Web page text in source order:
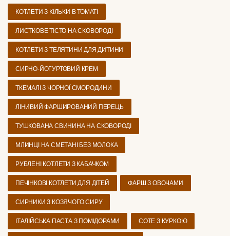
КОТЛЕТИ З КІЛЬКИ В ТОМАТІ
ЛИСТКОВЕ ТІСТО НА СКОВОРОДІ
КОТЛЕТИ З ТЕЛЯТИНИ ДЛЯ ДИТИНИ
СИРНО-ЙОГУРТОВИЙ КРЕМ
ТКЕМАЛІ З ЧОРНОЇ СМОРОДИНИ
ЛІНИВИЙ ФАРШИРОВАНИЙ ПЕРЕЦЬ
ТУШКОВАНА СВИНИНА НА СКОВОРОДІ
МЛИНЦІ НА СМЕТАНІ БЕЗ МОЛОКА
РУБЛЕНІ КОТЛЕТИ З КАБАЧКОМ
ПЕЧІНКОВІ КОТЛЕТИ ДЛЯ ДІТЕЙ ФАРШ З ОВОЧАМИ
СИРНИКИ З КОЗЯЧОГО СИРУ
ІТАЛІЙСЬКА ПАСТА З ПОМІДОРАМИ СОТЕ З КУРКОЮ